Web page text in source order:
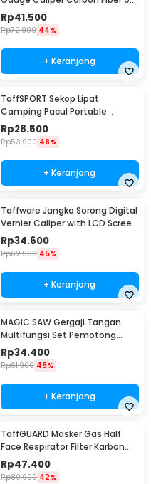
12.7mm - TDT25
Rp41.500
Rp72.900 44%
+ Keranjang
TaffSPORT Sekop Lipat
Camping Pacul Portable
Tactical Survival 40cm - 101
Rp28.500
Rp53.900 48%
+ Keranjang
Taffware Jangka Sorong Digital
Vernier Caliper with LCD Screen
150mm - JIGO-150
Rp34.600
Rp62.900 45%
+ Keranjang
MAGIC SAW Gergaji Tangan
Multifungsi Set Pemotong
Kayu Besi
Rp34.400
Rp61.900 45%
+ Keranjang
TaffGUARD Masker Gas Half
Face Respirator Filter Karbon
Aktif KN95 - 6200
Rp47.400
Rp80.900 42%